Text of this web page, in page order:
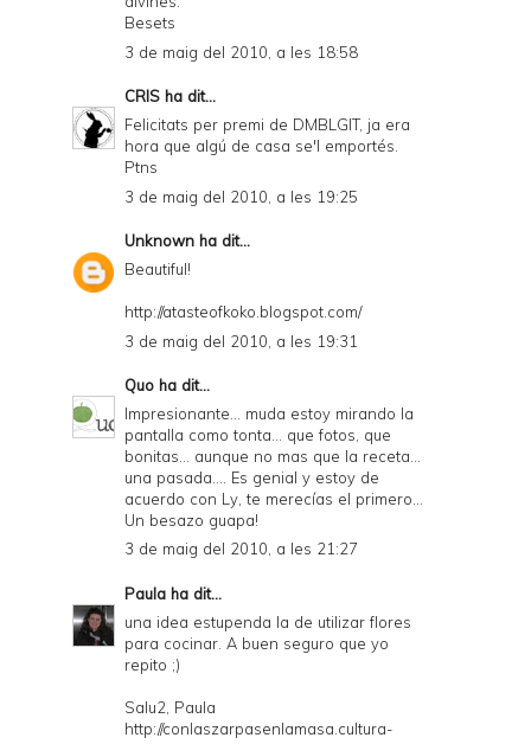
Besets
3 de maig del 2010, a les 18:58
CRIS ha dit...
Felicitats per premi de DMBLGIT, ja era
hora que algú de casa se'l emportés.
Ptns
3 de maig del 2010, a les 19:25
Unknown ha dit...
Beautiful!
http://atasteofkoko.blogspot.com/
3 de maig del 2010, a les 19:31
Quo ha dit...
Impresionante... muda estoy mirando la
pantalla como tonta... que fotos, que
bonitas... aunque no mas que la receta...
una pasada.... Es genial y estoy de
acuerdo con Ly, te merecías el primero...
Un besazo guapa!
3 de maig del 2010, a les 21:27
Paula ha dit...
una idea estupenda la de utilizar flores
para cocinar. A buen seguro que yo
repito ;)
Salu2, Paula
http://conlaszarpasenlamasa.cultura-